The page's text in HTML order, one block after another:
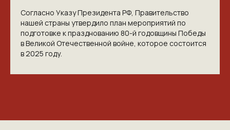
Согласно Указу Президента РФ, Правительство
нашей страны утвердило план мероприятий по
подготовке к празднованию 80-й годовщины Победы
в Великой Отечественной войне, которое состоится
в 2025 году.